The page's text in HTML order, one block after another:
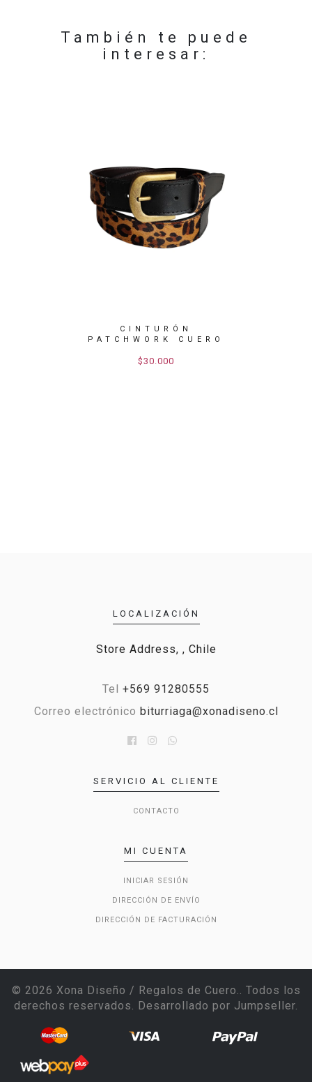
También te puede
interesar:
CINTURÓN
PATCHWORK CUERO
$30.000
LOCALIZACIÓN
Store Address, , Chile
Tel +569 91280555
Correo electrónico biturriaga@xonadiseno.cl
SERVICIO AL CLIENTE
CONTACTO
MI CUENTA
INICIAR SESIÓN
DIRECCIÓN DE ENVÍO
DIRECCIÓN DE FACTURACIÓN
© 2026 Xona Diseño / Regalos de Cuero.. Todos los
derechos reservados. Desarrollado por Jumpseller.